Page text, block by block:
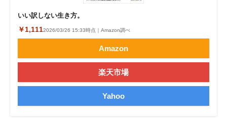
いい訳しない生き方。
￥1,1112026/03/26 15:33時点｜Amazon調べ
Amazon
楽天市場
Yahoo